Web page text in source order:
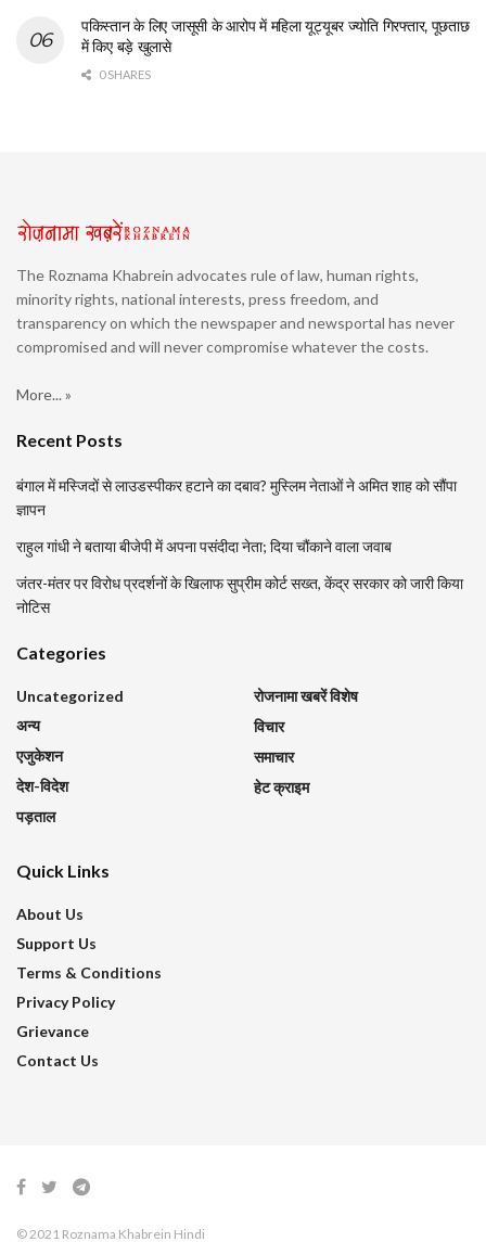
पकिस्तान के लिए जासूसी के आरोप में महिला यूट्यूबर ज्योति गिरफ्तार, पूछताछ
में किए बड़े खुलासे
0 SHARES
The Roznama Khabrein advocates rule of law, human rights,
minority rights, national interests, press freedom, and
transparency on which the newspaper and newsportal has never
compromised and will never compromise whatever the costs.
More... »
Recent Posts
बंगाल में मस्जिदों से लाउडस्पीकर हटाने का दबाव? मुस्लिम नेताओं ने अमित शाह को सौंपा
ज्ञापन
राहुल गांधी ने बताया बीजेपी में अपना पसंदीदा नेता; दिया चौंकाने वाला जवाब
जंतर-मंतर पर विरोध प्रदर्शनों के खिलाफ सुप्रीम कोर्ट सख्त, केंद्र सरकार को जारी किया
नोटिस
Categories
Uncategorized
अन्य
एजुकेशन
देश-विदेश
पड़ताल
रोजनामा खबरें विशेष
विचार
समाचार
हेट क्राइम
Quick Links
About Us
Support Us
Terms & Conditions
Privacy Policy
Grievance
Contact Us
© 2021 Roznama Khabrein Hindi